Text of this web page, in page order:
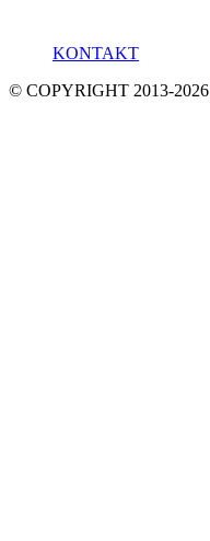
KONTAKT
© COPYRIGHT 2013-2026